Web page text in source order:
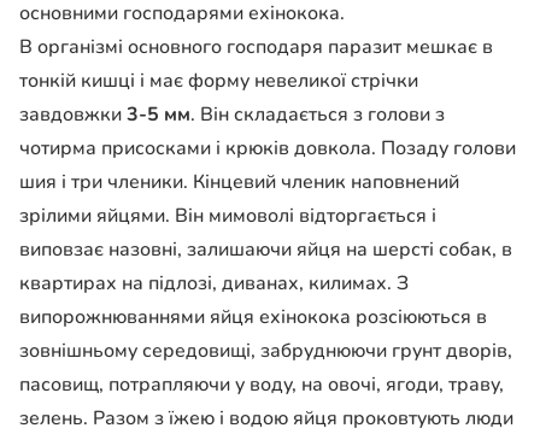
основними господарями ехінокока.
В організмі основного господаря паразит мешкає в
тонкій кишці і має форму невеликої стрічки
завдовжки3-5 мм. Він складається з голови з
чотирма присосками і крюків довкола. Позаду голови
шия і три членики. Кінцевий членик наповнений
зрілими яйцями. Він мимоволі відторгається і
виповзає назовні, залишаючи яйця на шерсті собак, в
квартирах на підлозі, диванах, килимах. З
випорожнюваннями яйця ехінокока розсіюються в
зовнішньому середовищі, забруднюючи грунт дворів,
пасовищ, потрапляючи у воду, на овочі, ягоди, траву,
зелень. Разом з їжею і водою яйця проковтують люди